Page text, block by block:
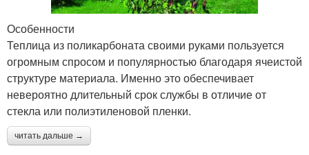
Особенности
Теплица из поликарбоната своими руками пользуется
огромным спросом и популярностью благодаря ячеистой
структуре материала. Именно это обеспечивает
невероятно длительный срок службы в отличие от
стекла или полиэтиленовой пленки.
читать дальше →